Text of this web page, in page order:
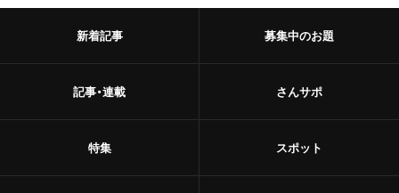
新着記事
記事・連載
特集
募集中のお題
さんサポ
スポット